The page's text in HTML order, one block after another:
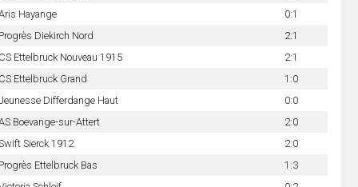
Hayange
0:1
Progrès Diekirch Nord
2:1
CS Ettelbruck Nouveau 1915
2:1
CS Ettelbruck Grand
1:0
Differdange Haut
0:0
Boevange-sur-Attert
2:0
Sierck 1912
2:0
Progrès Ettelbruck Bas
1:3